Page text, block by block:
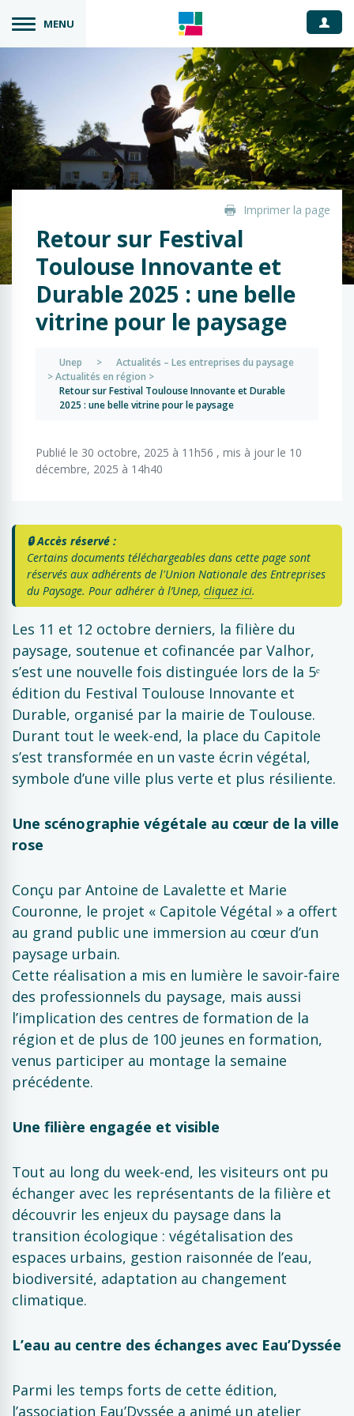
MENU
Imprimer la page
Retour sur Festival
Toulouse Innovante et
Durable 2025 : une belle
vitrine pour le paysage
Unep >
Actualités – Les entreprises du paysage
>Actualités en région >
Retour sur Festival Toulouse Innovante et Durable
2025 : une belle vitrine pour le paysage
Publié le 30 octobre, 2025 à 11h56 , mis à jour le 10
décembre, 2025 à 14h40
🔒 Accès réservé :
Certains documents téléchargeables dans cette page sont
réservés aux adhérents de l'Union Nationale des Entreprises
du Paysage. Pour adhérer à l’Unep, cliquez ici.
Les 11 et 12 octobre derniers, la filière du
paysage, soutenue et cofinancée par Valhor,
s’est une nouvelle fois distinguée lors de la 5ᵉ
édition du Festival Toulouse Innovante et
Durable, organisé par la mairie de Toulouse.
Durant tout le week-end, la place du Capitole
s’est transformée en un vaste écrin végétal,
symbole d’une ville plus verte et plus résiliente.
Une scénographie végétale au cœur de la ville
rose
Conçu par Antoine de Lavalette et Marie
Couronne, le projet « Capitole Végétal » a offert
au grand public une immersion au cœur d’un
paysage urbain.
Cette réalisation a mis en lumière le savoir-faire
des professionnels du paysage, mais aussi
l’implication des centres de formation de la
région et de plus de 100 jeunes en formation,
venus participer au montage la semaine
précédente.
Une filière engagée et visible
Tout au long du week-end, les visiteurs ont pu
échanger avec les représentants de la filière et
découvrir les enjeux du paysage dans la
transition écologique : végétalisation des
espaces urbains, gestion raisonnée de l’eau,
biodiversité, adaptation au changement
climatique.
L’eau au centre des échanges avec Eau’Dyssée
Parmi les temps forts de cette édition,
l’association Eau’Dyssée a animé un atelier